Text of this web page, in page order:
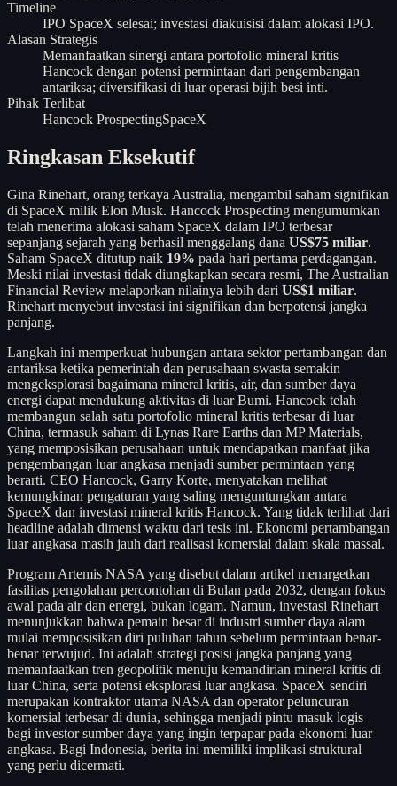
Timeline
IPO SpaceX selesai; investasi diakuisisi dalam alokasi IPO.
Alasan Strategis
Memanfaatkan sinergi antara portofolio mineral kritis
Hancock dengan potensi permintaan dari pengembangan
antariksa; diversifikasi di luar operasi bijih besi inti.
Pihak Terlibat
Hancock ProspectingSpaceX
Ringkasan Eksekutif
Gina Rinehart, orang terkaya Australia, mengambil saham signifikan
di SpaceX milik Elon Musk. Hancock Prospecting mengumumkan
telah menerima alokasi saham SpaceX dalam IPO terbesar
sepanjang sejarah yang berhasil menggalang dana US$75 miliar.
Saham SpaceX ditutup naik 19% pada hari pertama perdagangan.
Meski nilai investasi tidak diungkapkan secara resmi, The Australian
Financial Review melaporkan nilainya lebih dari US$1 miliar.
Rinehart menyebut investasi ini signifikan dan berpotensi jangka
panjang.
Langkah ini memperkuat hubungan antara sektor pertambangan dan
antariksa ketika pemerintah dan perusahaan swasta semakin
mengeksplorasi bagaimana mineral kritis, air, dan sumber daya
energi dapat mendukung aktivitas di luar Bumi. Hancock telah
membangun salah satu portofolio mineral kritis terbesar di luar
China, termasuk saham di Lynas Rare Earths dan MP Materials,
yang memposisikan perusahaan untuk mendapatkan manfaat jika
pengembangan luar angkasa menjadi sumber permintaan yang
berarti. CEO Hancock, Garry Korte, menyatakan melihat
kemungkinan pengaturan yang saling menguntungkan antara
SpaceX dan investasi mineral kritis Hancock. Yang tidak terlihat dari
headline adalah dimensi waktu dari tesis ini. Ekonomi pertambangan
luar angkasa masih jauh dari realisasi komersial dalam skala massal.
Program Artemis NASA yang disebut dalam artikel menargetkan
fasilitas pengolahan percontohan di Bulan pada 2032, dengan fokus
awal pada air dan energi, bukan logam. Namun, investasi Rinehart
menunjukkan bahwa pemain besar di industri sumber daya alam
mulai memposisikan diri puluhan tahun sebelum permintaan benar-
benar terwujud. Ini adalah strategi posisi jangka panjang yang
memanfaatkan tren geopolitik menuju kemandirian mineral kritis di
luar China, serta potensi eksplorasi luar angkasa. SpaceX sendiri
merupakan kontraktor utama NASA dan operator peluncuran
komersial terbesar di dunia, sehingga menjadi pintu masuk logis
bagi investor sumber daya yang ingin terpapar pada ekonomi luar
angkasa. Bagi Indonesia, berita ini memiliki implikasi struktural
yang perlu dicermati.